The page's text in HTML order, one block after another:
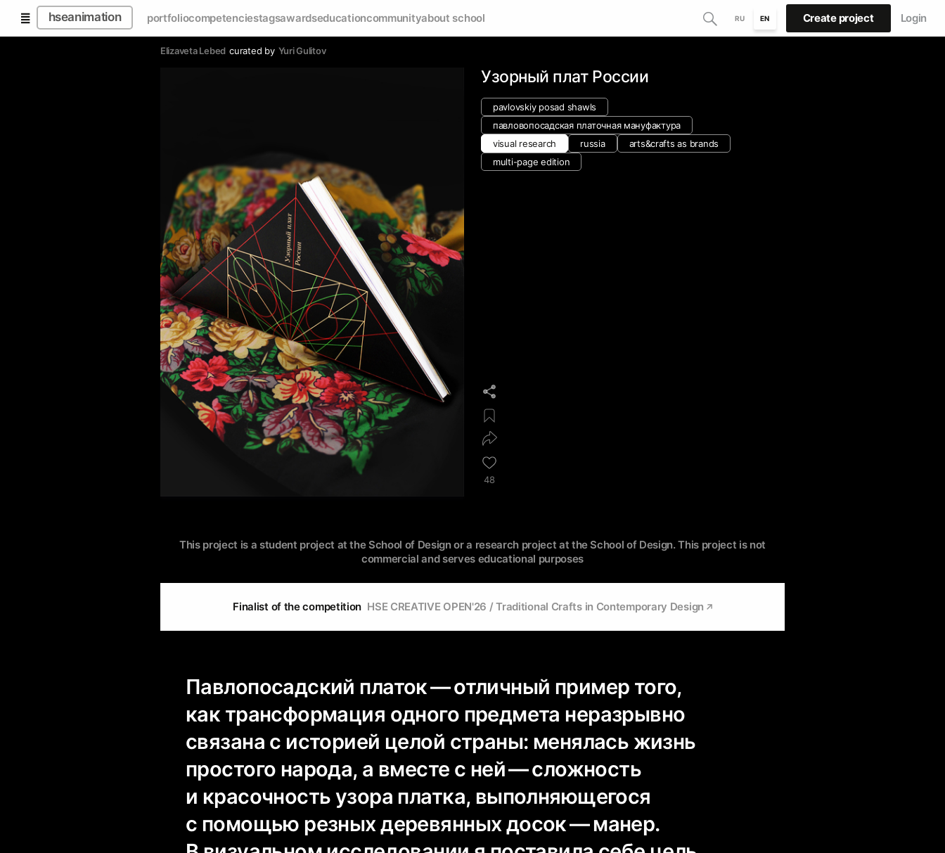
hseanimation portfoliocompetenciestagsawardseducationcommunityabout school RU EN Create project Login
Elizaveta Lebed curated by Yuri Gulitov
Узорный плат России
pavlovskiy posad shawls
павловопосадская платочная мануфактура
visual research
russia
arts&crafts as brands
multi-page edition
48
This project is a student project at the School of Design or a research project at the School of Design. This project is not
commercial and serves educational purposes
Finalist of the competition HSE CREATIVE OPEN'26 / Traditional Crafts in Contemporary Design
Павлопосадский платок — отличный пример того,
как трансформация одного предмета неразрывно
связана с историей целой страны: менялась жизнь
простого народа, а вместе с ней — сложность
и красочность узора платка, выполняющегося
с помощью резных деревянных досок — манер.